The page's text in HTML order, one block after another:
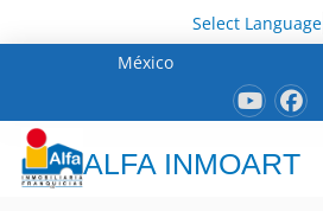
Select Language
México
ALFA INMOART